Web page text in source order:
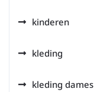
kinderen
kleding
kleding dames